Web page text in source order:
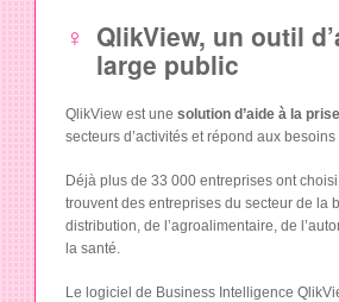
QlikView, un outil
large public
QlikView est une solution d’aide à la
secteurs d’activités et répond aux
Déjà plus de 33 000 entreprises ont choisi
trouvent des entreprises du secteur de la
distribution, de l’agroalimentaire, de
la santé.
Le logiciel de Business Intelligence